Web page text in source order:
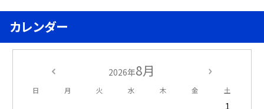
カレンダー
2026年8月
日 月 火 水 木 金 土
1